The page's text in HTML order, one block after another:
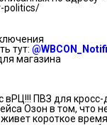
politics/
тут:
магазина
вРЦ!!! ПВЗ для
Озон в том, что
живет короткое